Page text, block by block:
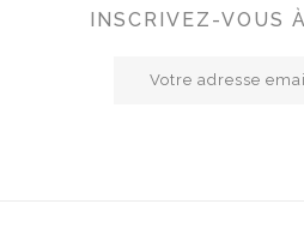
INSCRIVEZ-VOUS